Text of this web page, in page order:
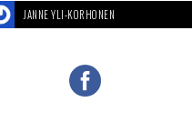
JANNE YLI-KORHONEN